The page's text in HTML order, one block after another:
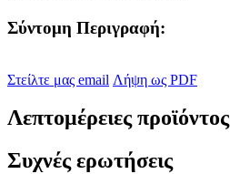
Σύντομη Περιγραφή:
Στείλτε μας email Λήψη ως PDF
Λεπτομέρειες προϊόντος
Συχνές ερωτήσεις